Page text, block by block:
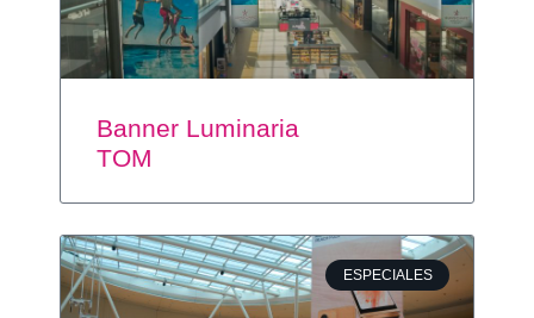
Banner Luminaria
TOM
ESPECIALES